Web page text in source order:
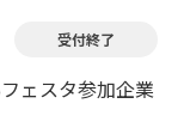
ェスタ参加企業
受付終了